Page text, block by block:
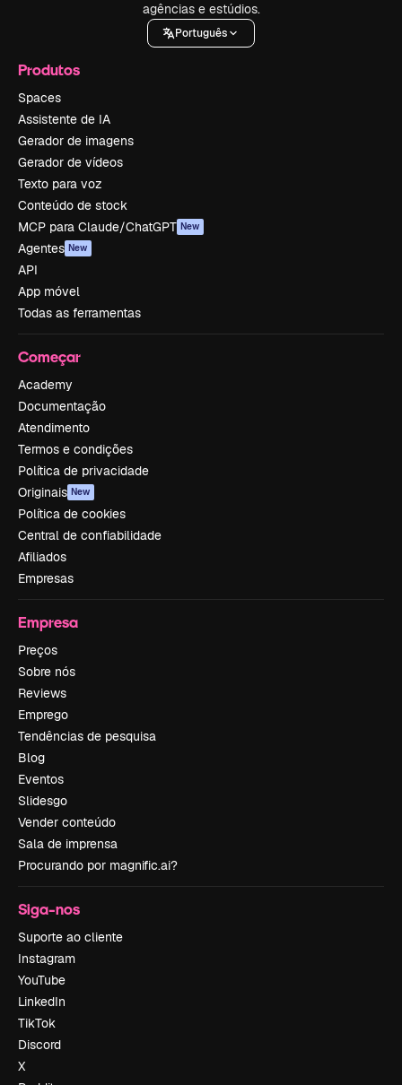
agências e estúdios.
Português
Produtos
Spaces
Assistente de IA
Gerador de imagens
Gerador de vídeos
Texto para voz
Conteúdo de stock
MCP para Claude/ChatGPT New
Agentes New
API
App móvel
Todas as ferramentas
Começar
Academy
Documentação
Atendimento
Termos e condições
Política de privacidade
Originais New
Política de cookies
Central de confiabilidade
Afiliados
Empresas
Empresa
Preços
Sobre nós
Reviews
Emprego
Tendências de pesquisa
Blog
Eventos
Slidesgo
Vender conteúdo
Sala de imprensa
Procurando por magnific.ai?
Siga-nos
Suporte ao cliente
Instagram
YouTube
LinkedIn
TikTok
Discord
X